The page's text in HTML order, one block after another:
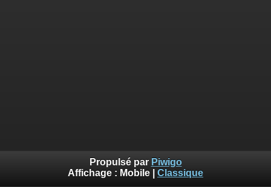
Propulsé par Piwigo
Affichage : Mobile Classique